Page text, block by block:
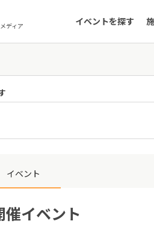
ディア イベントを探す
イベント
イベント